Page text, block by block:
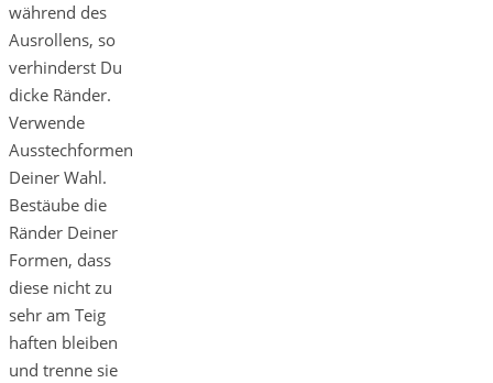
während des
Ausrollens, so
verhinderst Du
dicke Ränder.
Verwende
Ausstechformen
Deiner Wahl.
Bestäube die
Ränder Deiner
Formen, dass
diese nicht zu
sehr am Teig
haften bleiben
und trenne sie